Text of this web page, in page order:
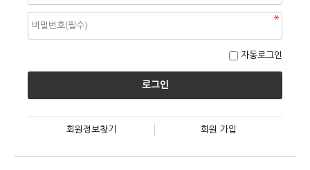
자동로그인
회원정보찾기 회원 가입